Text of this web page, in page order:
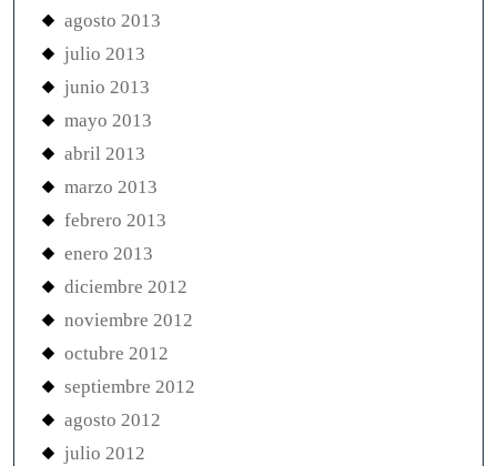
agosto 2013
julio 2013
junio 2013
mayo 2013
abril 2013
marzo 2013
febrero 2013
enero 2013
diciembre 2012
noviembre 2012
octubre 2012
septiembre 2012
agosto 2012
julio 2012